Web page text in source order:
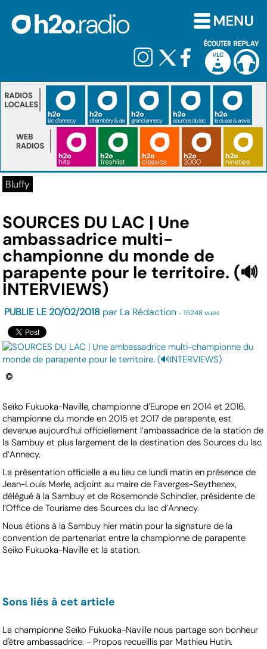
Bluffy
SOURCES DU LAC | Une
ambassadrice multi-
championne du monde de
parapente pour le territoire. (🔊
INTERVIEWS)
PUBLIE LE 20/02/2018 par La Rédaction - 15248 vues
©
Seïko Fukuoka-Naville, championne d’Europe en 2014 et 2016,
championne du monde en 2015 et 2017 de parapente, est
devenue aujourd'hui officiellement l’ambassadrice de la station de
la Sambuy et plus largement de la destination des Sources du lac
d’Annecy.
La présentation officielle a eu lieu ce lundi matin en présence de
Jean-Louis Merle, adjoint au maire de Faverges-Seythenex,
délégué à la Sambuy et de Rosemonde Schindler, présidente de
l’Office de Tourisme des Sources du lac d’Annecy.
Nous étions à la Sambuy hier matin pour la signature de la
convention de partenariat entre la championne de parapente
Seiko Fukuoka-Naville et la station.
Sons liés à cet article
La championne Seïko Fukuoka-Naville nous partage son bonheur
d'être ambassadrice. - Propos recueillis par Mathieu Hutin.